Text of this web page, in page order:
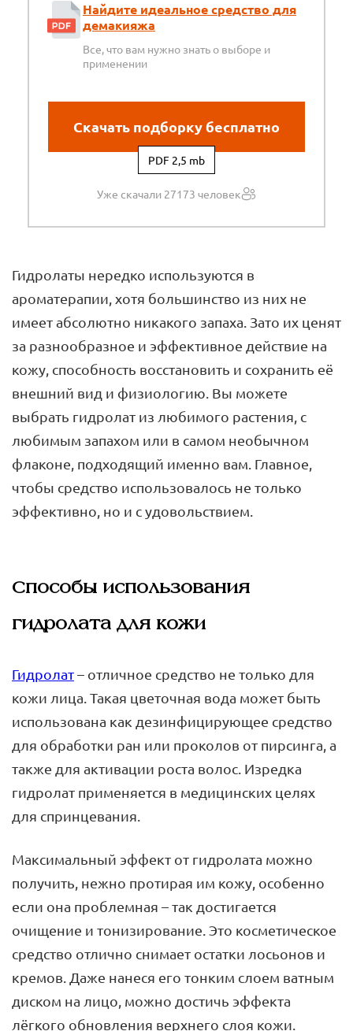
Найдите идеальное средство для
демакияжа
Все, что вам нужно знать о выборе и
применении
Скачать подборку бесплатно
PDF 2,5 mb
Уже скачали 27173 человек
Гидролаты нередко используются в
ароматерапии, хотя большинство из них не
имеет абсолютно никакого запаха. Зато их ценят
за разнообразное и эффективное действие на
кожу, способность восстановить и сохранить её
внешний вид и физиологию. Вы можете
выбрать гидролат из любимого растения, с
любимым запахом или в самом необычном
флаконе, подходящий именно вам. Главное,
чтобы средство использовалось не только
эффективно, но и с удовольствием.
Способы использования
гидролата для кожи
Гидролат– отличное средство не только для
кожи лица. Такая цветочная вода может быть
использована как дезинфицирующее средство
для обработки ран или проколов от пирсинга, а
также для активации роста волос. Изредка
гидролат применяется в медицинских целях
для спринцевания.
Максимальный эффект от гидролата можно
получить, нежно протирая им кожу, особенно
если она проблемная – так достигается
очищение и тонизирование. Это косметическое
средство отлично снимает остатки лосьонов и
кремов. Даже нанеся его тонким слоем ватным
диском на лицо, можно достичь эффекта
лёгкого обновления верхнего слоя кожи.